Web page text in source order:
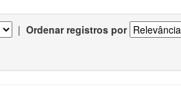
| Ordenar registros por